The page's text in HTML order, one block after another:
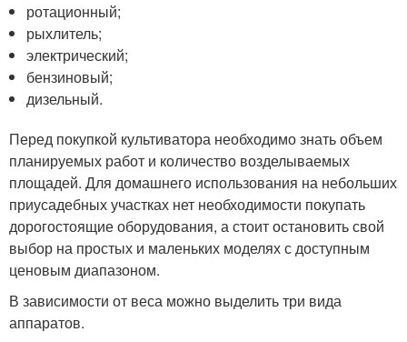
ротационный;
рыхлитель;
электрический;
бензиновый;
дизельный.
Перед покупкой культиватора необходимо знать объем
планируемых работ и количество возделываемых
площадей. Для домашнего использования на небольших
приусадебных участках нет необходимости покупать
дорогостоящие оборудования, а стоит остановить свой
выбор на простых и маленьких моделях с доступным
ценовым диапазоном.
В зависимости от веса можно выделить три вида
аппаратов.